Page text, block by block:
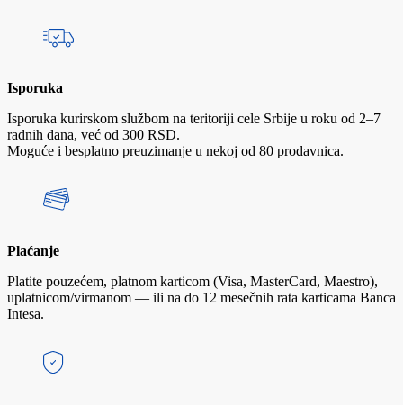
Isporuka
Isporuka kurirskom službom na teritoriji cele Srbije u roku od 2–7
radnih dana, već od 300 RSD.
Moguće i besplatno preuzimanje u nekoj od 80 prodavnica.
Plaćanje
Platite pouzećem, platnom karticom (Visa, MasterCard, Maestro),
uplatnicom/virmanom — ili na do 12 mesečnih rata karticama Banca
Intesa.